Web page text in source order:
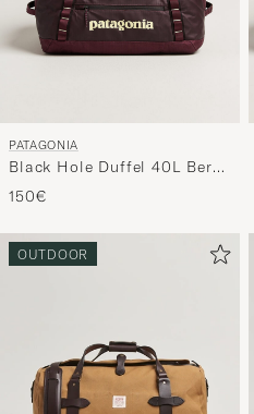
PATAGONIA
Black Hole Duffel 40L Berry
Fig
150€
OUTDOOR